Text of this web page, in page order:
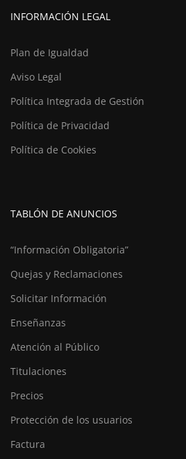
INFORMACIÓN LEGAL
Plan de Igualdad
Aviso Legal
Política Integrada de Gestión
Política de Privacidad
Política de Cookies
TABLÓN DE ANUNCIOS
“Información Obligatoria”
Quejas y Reclamaciones
Solicitar Información
Enseñanzas
Atención al Público
Titulaciones
Precios
Protección de los usuarios
Factura